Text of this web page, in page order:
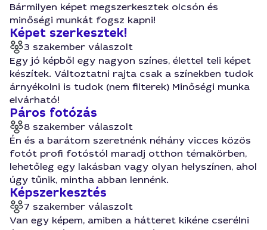
Bármilyen képet megszerkesztek olcsón és
minőségi munkát fogsz kapni!
Képet szerkesztek!
3 szakember válaszolt
Egy jó képből egy nagyon színes, élettel teli képet
készítek. Változtatni rajta csak a színekben tudok
árnyékolni is tudok (nem filterek) Minőségi munka
elvárható!
Páros fotózás
8 szakember válaszolt
Én és a barátom szeretnénk néhány vicces közös
fotót profi fotóstól maradj otthon témakörben,
lehetőleg egy lakásban vagy olyan helyszínen, ahol
úgy tűnik, mintha abban lennénk.
Képszerkesztés
7 szakember válaszolt
Van egy képem, amiben a hátteret kikéne cserélni